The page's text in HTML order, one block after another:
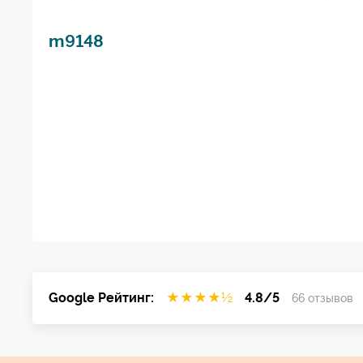
m9148
Google Рейтинг: ★ ★ ★ ★½ 4.8/5 66 отзывов